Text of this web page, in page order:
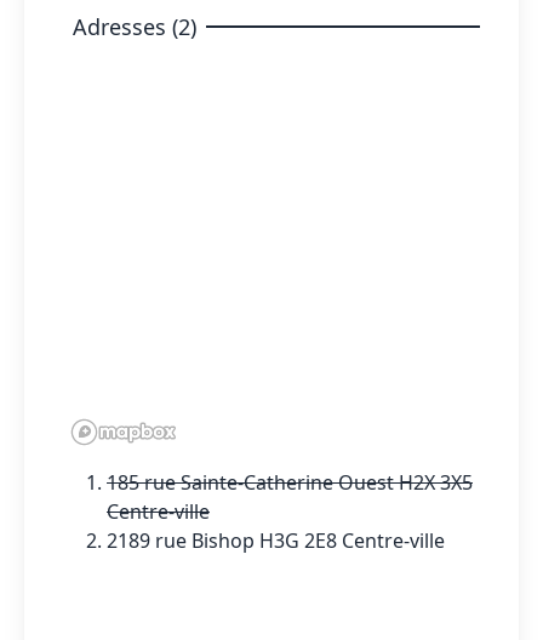
Adresses (2)
185 rue Sainte-Catherine Ouest H2X 3X5
Centre-ville
2189 rue Bishop H3G 2E8 Centre-ville